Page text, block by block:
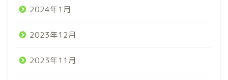
2024年1月
2023年12月
2023年11月